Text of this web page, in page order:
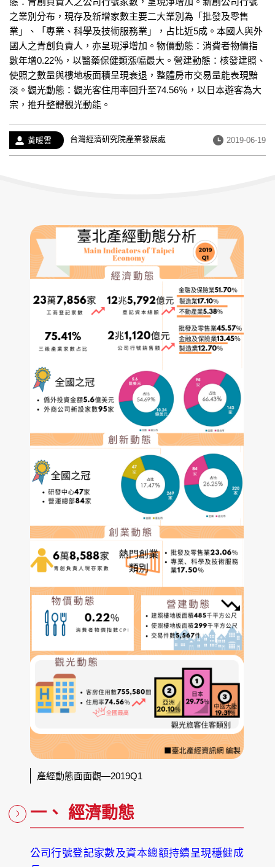
之業別分布，現存及新增家數主要二大業別為「批發及零售
業」、「專業、科學及技術服務業」，占比近5成。本國人與外
國人之青創負責人，亦呈現淨增加。物價動態：消費者物價指
數年增0.22％，以醫藥保健類漲幅最大。營建動態：核發建照、
使照之數量與樓地板面積呈現衰退，整體房市交易量能表現黯
淡。觀光動態：觀光客住用率回升至74.56％，以日本遊客為大
宗，推升整體觀光動能。
作
者：
黃暖雲
經
歷：
台灣經濟研究院產業發展處
發
布
2019-06-19
產經動態面面觀—2019Q1
一、 經濟動態
公司行號登記家數及資本總額持續呈現穩健成